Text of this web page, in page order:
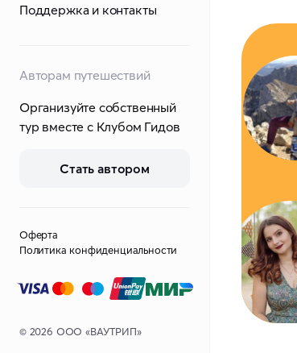
Поддержка и контакты
Авторам путешествий
Организуйте собственный
тур вместе с Клубом Гидов
Стать автором
Оферта
Политика конфиденциальности
© 2026 ООО «ВАУТРИП»